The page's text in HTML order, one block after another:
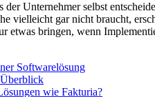
Unternehmer selbst
vielleicht gar nicht braucht,
etwas bringen, wenn
Softwarelösung
wie Fakturia?